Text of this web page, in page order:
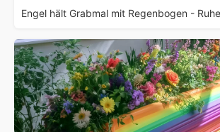
Engel hält Grabmal mit Regenbogen -